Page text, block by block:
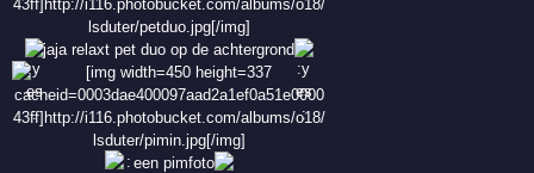
jaja relaxt pet duo op de achtergrond
een pimfoto